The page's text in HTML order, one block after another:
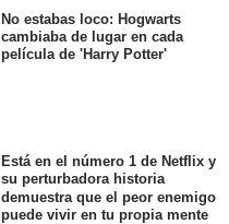
No estabas loco: Hogwarts
cambiaba de lugar en cada
película de 'Harry Potter'
Está en el número 1 de Netflix y
su perturbadora historia
demuestra que el peor enemigo
puede vivir en tu propia mente